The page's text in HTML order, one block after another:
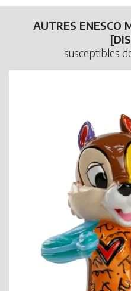
AUTRES ENESCO
susceptibles